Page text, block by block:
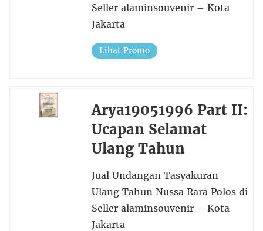
Seller alaminsouvenir – Kota
Jakarta
Lihat Promo
Arya19051996 Part II:
Ucapan Selamat
Ulang Tahun
Jual Undangan Tasyakuran
Ulang Tahun Nussa Rara Polos di
Seller alaminsouvenir – Kota
Jakarta